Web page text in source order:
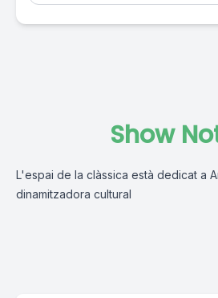
Show
L'espai de la clàssica està dedicat a
dinamitzadora cultural